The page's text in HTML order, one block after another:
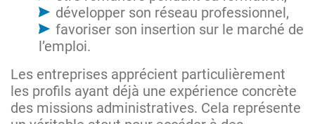
développer son réseau professionnel,
favoriser son insertion sur le marché de
l’emploi.
Les entreprises apprécient particulièrement
les profils ayant déjà une expérience concrète
des missions administratives. Cela représente